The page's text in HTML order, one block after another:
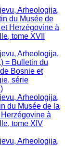
Arheologija,
du Musée de
Herzégovine à
tome XVII
Arheologija,
= Bulletin du
Bosnie et
série
Arheologija,
du Musée de la
à
tome XIV
Arheologija,